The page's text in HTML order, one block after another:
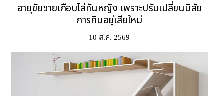
อายุขัยชายเกือบไล่ทันหญิง เพราะปรับเปลี่ยนนิสัย
การกินอยู่เสียใหม่
10 ส.ค. 2569